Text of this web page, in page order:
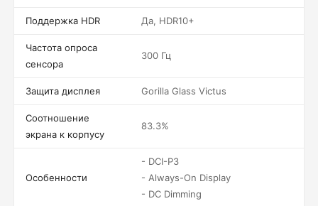
Поддержка HDR Да, HDR10+
Частота опроса
сенсора
300 Гц
Защита дисплея Gorilla Glass Victus
Соотношение
экрана к корпусу
83.3%
Особенности
- DCI-P3
- Always-On Display
- DC Dimming